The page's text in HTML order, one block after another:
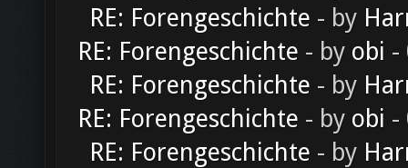
RE: Forengeschichte - by
RE: Forengeschichte - by obi -
RE: Forengeschichte - by
RE: Forengeschichte - by obi -
RE: Forengeschichte - by